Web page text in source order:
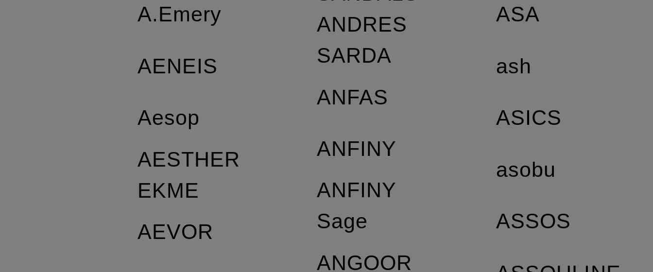
A.Emery
AENEIS
Aesop
AESTHER
EKME
AEVOR
ANDRES
SARDA
ANFAS
ANFINY
ANFINY
Sage
ANGOOR
ASA
ash
ASICS
asobu
ASSOS